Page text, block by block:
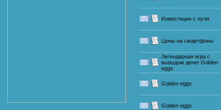
Инвестиции с нуля
Цены на смартфоны
Легендарная игра с
выводом денег Golden
eggs.
Golden eggs
Golden eggs